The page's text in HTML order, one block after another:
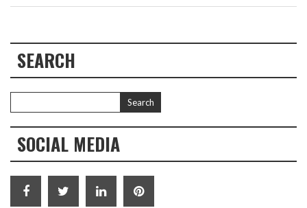
SEARCH
SOCIAL MEDIA